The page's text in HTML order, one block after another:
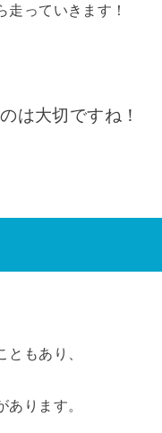
っていきます！
は大切ですね！
もあり、
あります。